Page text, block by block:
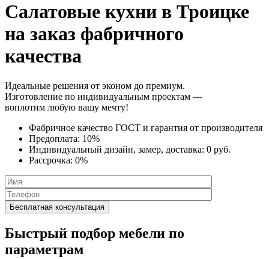
Салатовые кухни в Троицке
на заказ фабричного
качества
Идеальные решения от эконом до премиум.
Изготовление по индивидуальным проектам —
воплотим любую вашу мечту!
Фабричное качество ГОСТ и гарантия от производителя
Предоплата: 10%
Индивидуальный дизайн, замер, доставка: 0 руб.
Рассрочка: 0%
Быстрый подбор мебели по
параметрам